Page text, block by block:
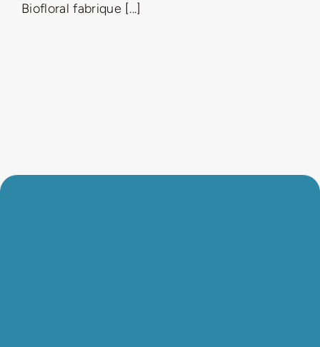
Biofloral fabrique [...]